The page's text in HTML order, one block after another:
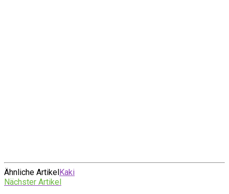
Ähnliche ArtikelKaki
Nächster Artikel